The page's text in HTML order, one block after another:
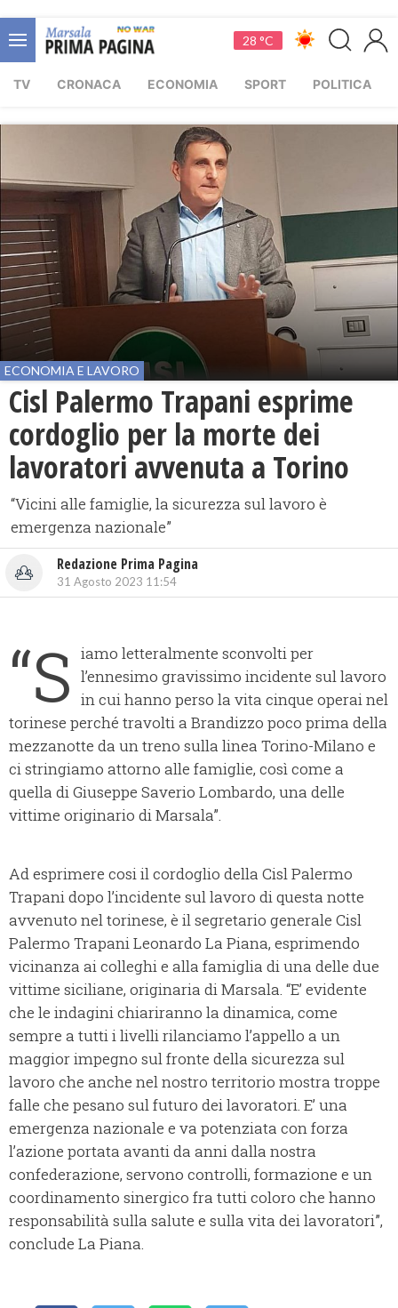
28 °C
TV CRONACA ECONOMIA SPORT POLITICA
ECONOMIA E LAVORO
Cisl Palermo Trapani esprime
cordoglio per la morte dei
lavoratori avvenuta a Torino
“Vicini alle famiglie, la sicurezza sul lavoro è
emergenza nazionale”
Redazione Prima Pagina
31 Agosto 2023 11:54
“S iamo letteralmente sconvolti per
l’ennesimo gravissimo incidente sul lavoro
in cui hanno perso la vita cinque operai nel
torinese perché travolti a Brandizzo poco prima della
mezzanotte da un treno sulla linea Torino-Milano e
ci stringiamo attorno alle famiglie, così come a
quella di Giuseppe Saverio Lombardo, una delle
vittime originario di Marsala”.
Ad esprimere cosi il cordoglio della Cisl Palermo
Trapani dopo l’incidente sul lavoro di questa notte
avvenuto nel torinese, è il segretario generale Cisl
Palermo Trapani Leonardo La Piana, esprimendo
vicinanza ai colleghi e alla famiglia di una delle due
vittime siciliane, originaria di Marsala. “E’ evidente
che le indagini chiariranno la dinamica, come
sempre a tutti i livelli rilanciamo l’appello a un
maggior impegno sul fronte della sicurezza sul
lavoro che anche nel nostro territorio mostra troppe
falle che pesano sul futuro dei lavoratori. E’ una
emergenza nazionale e va potenziata con forza
l’azione portata avanti da anni dalla nostra
confederazione, servono controlli, formazione e un
coordinamento sinergico fra tutti coloro che hanno
responsabilità sulla salute e sulla vita dei lavoratori”,
conclude La Piana.